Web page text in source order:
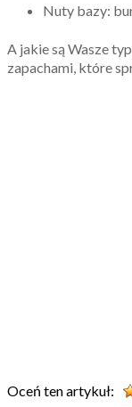
Nuty bazy:
A jakie są Wasze
zapachami, które
Oceń ten artykuł: